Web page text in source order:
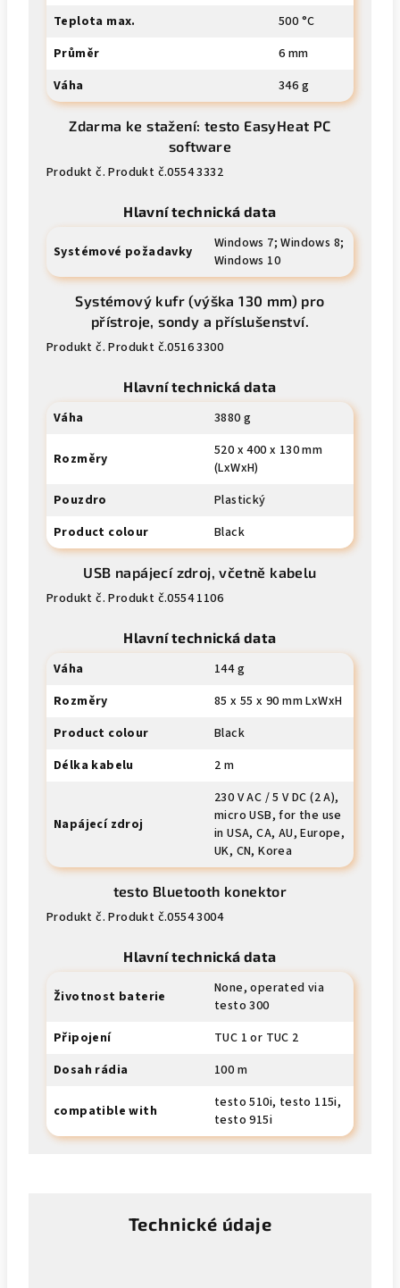
Teplota max.
500 °C
Průměr
6 mm
Váha
346 g
Zdarma ke stažení: testo EasyHeat PC
software
Produkt č. Produkt č.0554 3332
Hlavní technická data
Systémové požadavky
Windows 7; Windows 8;
Windows 10
Systémový kufr (výška 130 mm) pro
přístroje, sondy a příslušenství.
Produkt č. Produkt č.0516 3300
Hlavní technická data
Váha 3880 g
Rozměry
520 x 400 x 130 mm
(LxWxH)
Pouzdro
Plastický
Product colour
Black
USB napájecí zdroj, včetně kabelu
Produkt č. Produkt č.0554 1106
Hlavní technická data
Váha
144 g
Rozměry
85 x 55 x 90 mm LxWxH
Product colour
Black
Délka kabelu
2 m
Napájecí zdroj
230 V AC / 5 V DC (2 A),
micro USB, for the use
in USA, CA, AU, Europe,
UK, CN, Korea
testo Bluetooth konektor
Produkt č. Produkt č.0554 3004
Hlavní technická data
Životnost baterie
None, operated via
testo 300
Připojení
TUC 1 or TUC 2
Dosah rádia
100 m
compatible with
testo 510i, testo 115i,
testo 915i
Technické údaje